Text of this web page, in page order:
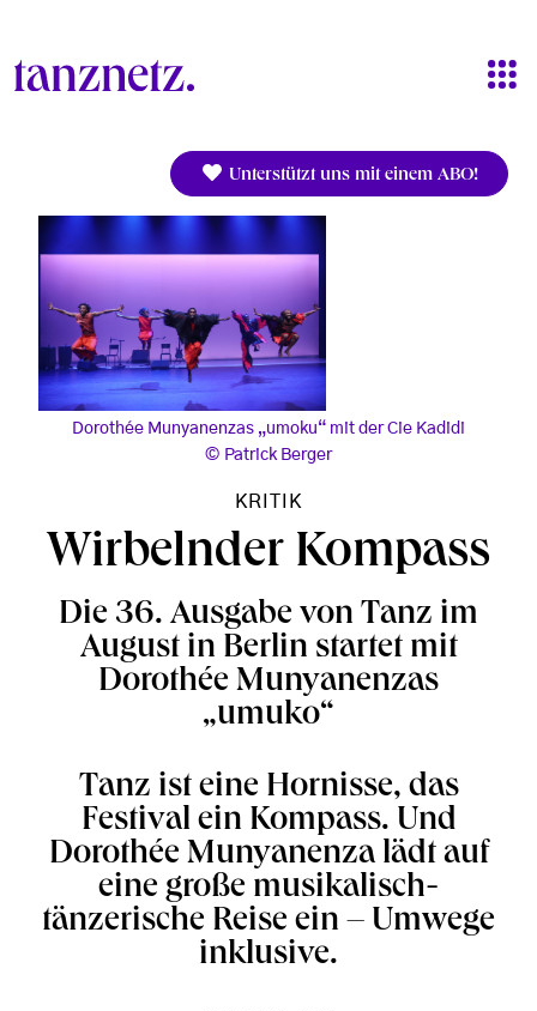
Unterstützt uns mit einem ABO!
Dorothée Munyanenzas „umoku“ mit der Cie Kadidi
Patrick Berger
KRITIK
Wirbelnder Kompass
Die 36. Ausgabe von Tanz im
August in Berlin startet mit
Dorothée Munyanenzas
„umuko“
Tanz ist eine Hornisse, das
Festival ein Kompass. Und
Dorothée Munyanenza lädt auf
eine große musikalisch-
tänzerische Reise ein – Umwege
inklusive.